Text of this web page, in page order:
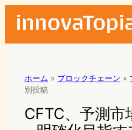
ホーム » ブロックチェーン »
別投稿
CFTC、予測市